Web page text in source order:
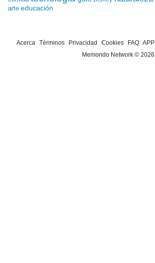
arte educación
Acerca Términos Privacidad Cookies FAQ APP
Memondo Network © 2026